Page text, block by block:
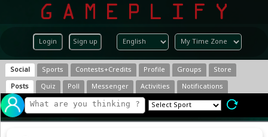
Login Sign up
Social Sports Contests+Credits Profile Groups
Store
Posts
Quiz Poll Messenger Activities Notifications